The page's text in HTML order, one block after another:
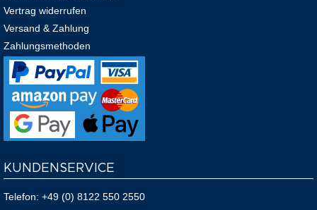
Vertrag widerrufen
Versand & Zahlung
Zahlungsmethoden
KUNDENSERVICE
Telefon: +49 (0) 8122 550 2550